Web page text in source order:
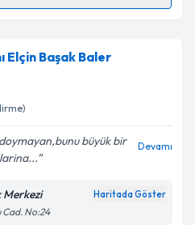
Talebini Gönder
için randevu takvimi talebi
randevu almanız için bir
e-posta ile bilgilendireceğiz.
ilişkin
Elçin Başak Baler
büyük bir
Merkezi
No:24